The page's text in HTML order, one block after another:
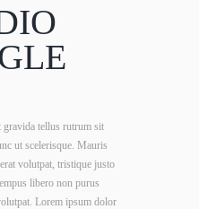
tellus rutrum sit
ut scelerisque. Mauris
volutpat, tristique justo
libero non purus
Lorem ipsum dolor